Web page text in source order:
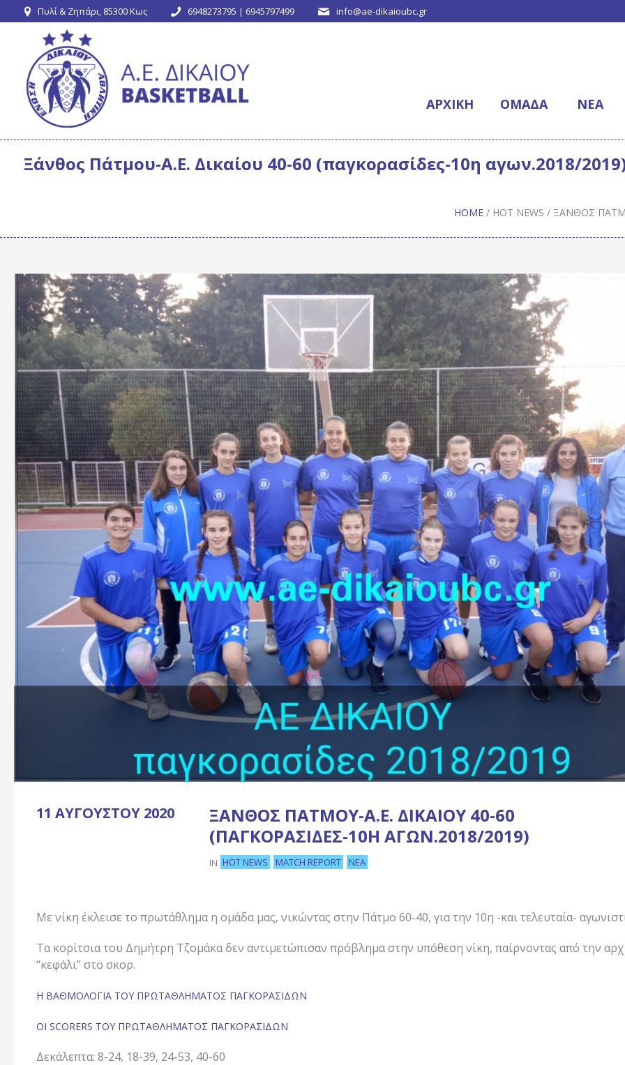
Πυλί & Ζηπάρι, 85300 Κως 6948273795 | 6945797499 info@ae-dikaioubc.gr
ΑΡΧΙΚΉ ΟΜΆΔΑ NΈΑ
Ξάνθος Πάτμου-Α.Ε. Δικαίου 40-60 (παγκορασίδες-10η αγων.2018/
HOME / HOT NEWS / ΞΆΝΘΟΣ
11 ΑΥΓΟΎΣΤΟΥ 2020
ΞΆΝΘΟΣ ΠΆΤΜΟΥ-Α.Ε. ΔΙΚΑΊΟΥ 40-60
(ΠΑΓΚΟΡΑΣΊΔΕΣ-10Η ΑΓΩΝ.2018/2019)
IN HOT NEWS MATCH REPORT ΝΈΑ
Με νίκη έκλεισε το πρωτάθλημα η ομάδα μας, νικώντας στην Πάτμο 60-40, για την 10η -και τελευταία-
Τα κορίτσια του Δημήτρη Τζομάκα δεν αντιμετώπισαν πρόβλημα στην υπόθεση νίκη, παίρνοντας από την
“κεφάλι” στο σκορ.
Η ΒΑΘΜΟΛΟΓΙΑ ΤΟΥ ΠΡΩΤΑΘΛΗΜΑΤΟΣ ΠΑΓΚΟΡΑΣΙΔΩΝ
ΟΙ SCORERS ΤΟΥ ΠΡΩΤΑΘΛΗΜΑΤΟΣ ΠΑΓΚΟΡΑΣΙΔΩΝ
Δεκάλεπτα: 8-24, 18-39, 24-53, 40-60